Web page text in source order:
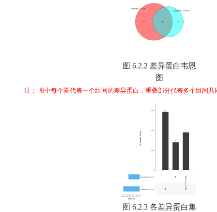
图 6.2.2 差异蛋白韦恩
图
注： 图中每个圈代表一个组间的差异蛋白，重叠部分代表多个组间
图 6.2.3 各差异蛋白集